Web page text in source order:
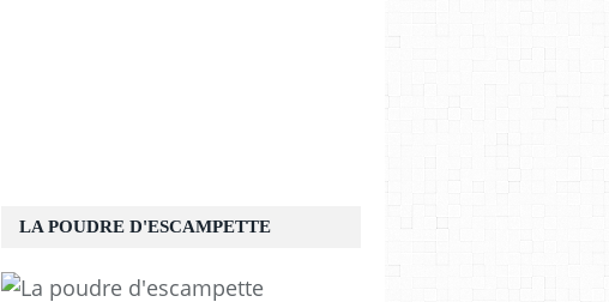
LA POUDRE D'ESCAMPETTE